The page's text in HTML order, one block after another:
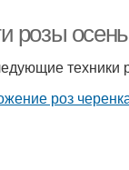
розы
техники